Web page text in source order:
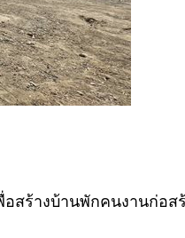
สร้างบ้านพักคนงานก่อ